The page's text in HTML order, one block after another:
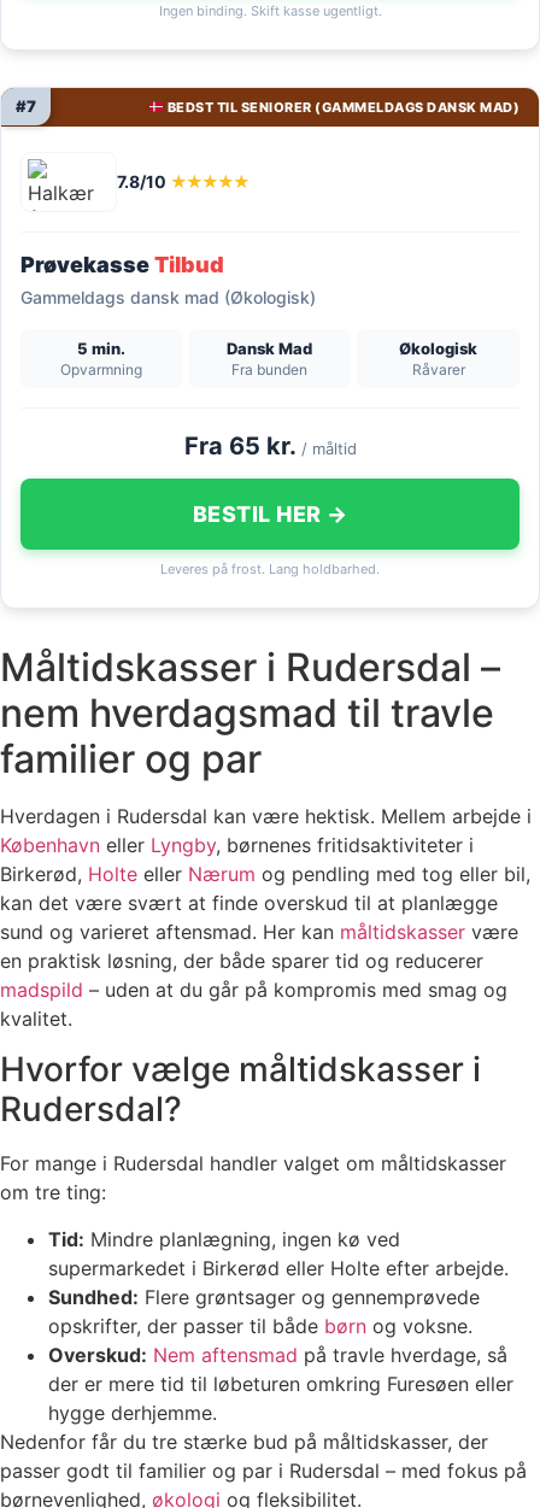
Ingen binding. Skift kasse ugentligt.
BEDST TIL SENIORER (GAMMELDAGS DANSK MAD)
#7
7.8/10 ★★★★★
PrøvekasseTilbud
Gammeldags dansk mad (Økologisk)
5 min.
Opvarmning
Dansk Mad
Fra bunden
Økologisk
Råvarer
Fra 65 kr. / måltid
BESTIL HER →
Leveres på frost. Lang holdbarhed.
Måltidskasser i Rudersdal –
nem hverdagsmad til travle
familier og par
Hverdagen i Rudersdal kan være hektisk. Mellem arbejde i
København eller Lyngby, børnenes fritidsaktiviteter i
Birkerød, Holte eller Nærum og pendling med tog eller bil,
kan det være svært at finde overskud til at planlægge
sund og varieret aftensmad. Her kan måltidskasser være
en praktisk løsning, der både sparer tid og reducerer
madspild – uden at du går på kompromis med smag og
kvalitet.
Hvorfor vælge måltidskasser i
Rudersdal?
For mange i Rudersdal handler valget om måltidskasser
om tre ting:
Tid: Mindre planlægning, ingen kø ved
supermarkedet i Birkerød eller Holte efter arbejde.
Sundhed: Flere grøntsager og gennemprøvede
opskrifter, der passer til både børn og voksne.
Overskud: Nem aftensmad på travle hverdage, så
der er mere tid til løbeturen omkring Furesøen eller
hygge derhjemme.
Nedenfor får du tre stærke bud på måltidskasser, der
passer godt til familier og par i Rudersdal – med fokus på
børnevenlighed, økologi og fleksibilitet.